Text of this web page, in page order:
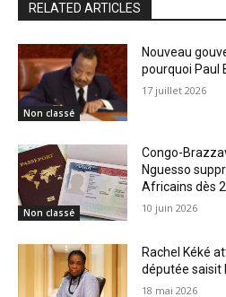
RELATED ARTICLES
Non classé
Nouveau
pourquoi Paul
17 juillet 2026
Non classé
Congo-
Nguesso
Africains dès
10 juin 2026
Rachel Kéké
députée saisit
18 mai 2026